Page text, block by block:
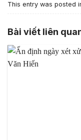
This entry was posted
Bài viết liên